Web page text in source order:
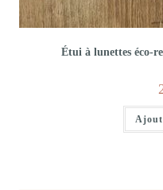
Étui à lunettes éco-